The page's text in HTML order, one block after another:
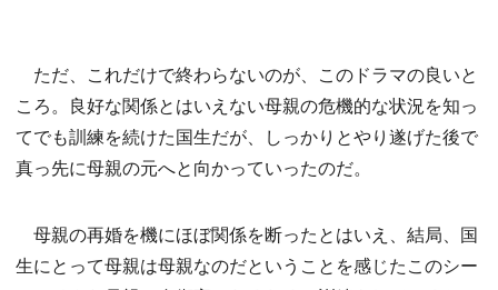
ただ、これだけで終わらないのが、このドラマの良いと
ころ。良好な関係とはいえない母親の危機的な状況を知っ
てでも訓練を続けた国生だが、しっかりとやり遂げた後で
真っ先に母親の元へと向かっていったのだ。
母親の再婚を機にほぼ関係を断ったとはいえ、結局、国
生にとって母親は母親なのだということを感じたこのシー